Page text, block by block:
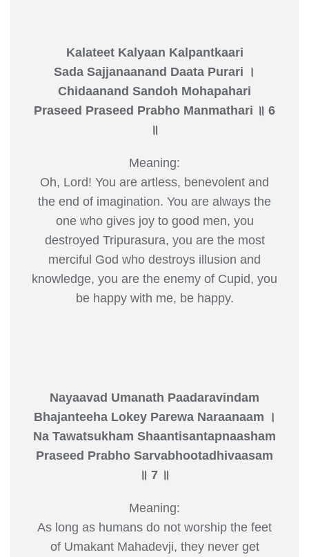
Kalateet Kalyaan Kalpantkaari
Sada Sajjanaanand Daata Purari ।
Chidaanand Sandoh Mohapahari
Praseed Praseed Prabho Manmathari ॥ 6
॥
Meaning:
Oh, Lord! You are artless, benevolent and
the end of imagination. You are always the
one who gives joy to good men, you
destroyed Tripurasura, you are the most
merciful God who destroys illusion and
knowledge, you are the enemy of Cupid, you
be happy with me, be happy.
Nayaavad Umanath Paadaravindam
Bhajanteeha Lokey Parewa Naraanaam ।
Na Tawatsukham Shaantisantapnaasham
Praseed Prabho Sarvabhootadhivaasam
॥ 7 ॥
Meaning:
As long as humans do not worship the feet
of Umakant Mahadevji, they never get